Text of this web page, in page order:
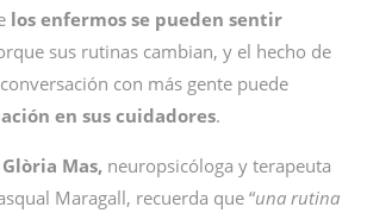
los enfermos se pueden sentir
sus rutinas cambian, y el hecho de
con más gente puede
en sus cuidadores.
Glòria Mas, neuropsicóloga y terapeuta
Maragall, recuerda que “una rutina